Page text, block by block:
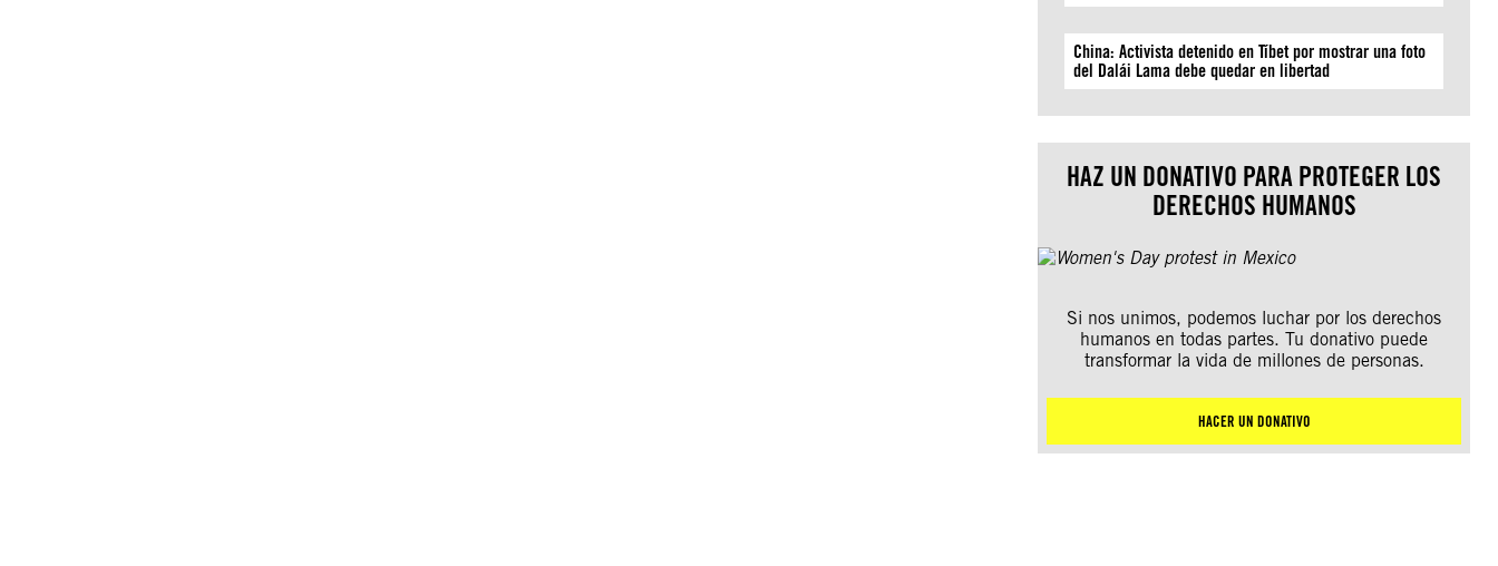
China: Activista detenido en Tíbet por mostrar una foto
del Dalái Lama debe quedar en libertad
HAZ UN DONATIVO PARA PROTEGER LOS
DERECHOS HUMANOS
Si nos unimos, podemos luchar por los derechos
humanos en todas partes. Tu donativo puede
transformar la vida de millones de personas.
HACER UN DONATIVO